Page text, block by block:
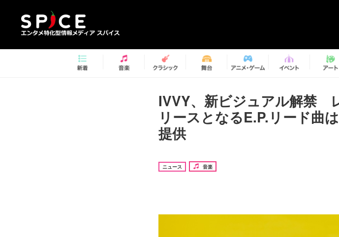
IVVY、新ビジュアル解禁
リースとなるE.P.リード曲
提供
ニュース 音楽